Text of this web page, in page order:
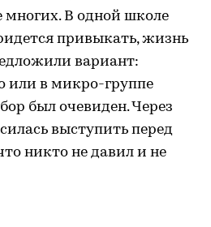
многих. В одной школе
привыкать, жизнь
вариант:
или в микро-группе
был очевиден. Через
выступить перед
никто не давил и не